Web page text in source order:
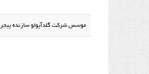
موسس شرکت گلدآپولو سازنده